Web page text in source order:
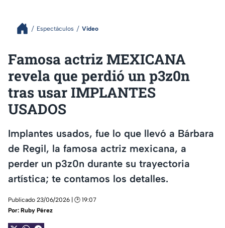
Espectáculos Video
Famosa actriz MEXICANA
revela que perdió un p3z0n
tras usar IMPLANTES
USADOS
Implantes usados, fue lo que llevó a Bárbara
de Regil, la famosa actriz mexicana, a
perder un p3z0n durante su trayectoria
artística; te contamos los detalles.
Publicado 23/06/2026 | 🕑 19:07
Por: Ruby Pérez